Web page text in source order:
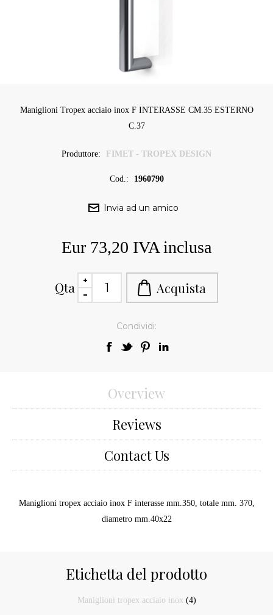
Maniglioni Tropex acciaio inox F INTERASSE CM.35 ESTERNO
C.37
Produttore: FIMET - TROPEX DESIGN
Cod.: 1960790
Eur 73,20 IVA inclusa
Qta
Condividi:
Overview
Reviews
Contact Us
Maniglioni tropex acciaio inox F interasse mm.350, totale mm. 370,
diametro mm.40x22
Etichetta del prodotto
Maniglioni tropex acciaio inox (4)